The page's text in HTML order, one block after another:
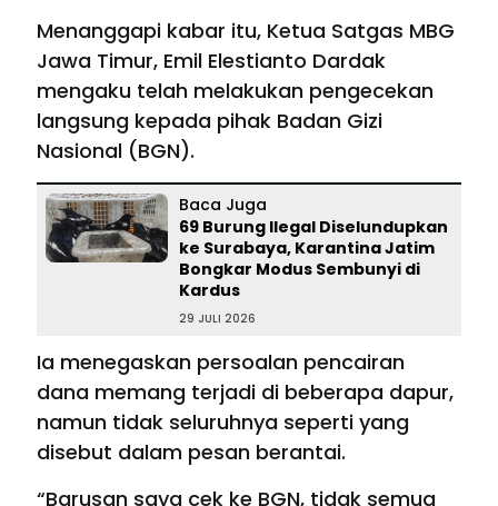
Menanggapi kabar itu, Ketua Satgas MBG
Jawa Timur, Emil Elestianto Dardak
mengaku telah melakukan pengecekan
langsung kepada pihak Badan Gizi
Nasional (BGN).
Baca Juga
69 Burung Ilegal Diselundupkan
ke Surabaya, Karantina Jatim
Bongkar Modus Sembunyi di
Kardus
29 JULI 2026
Ia menegaskan persoalan pencairan
dana memang terjadi di beberapa dapur,
namun tidak seluruhnya seperti yang
disebut dalam pesan berantai.
“Barusan saya cek ke BGN, tidak semua